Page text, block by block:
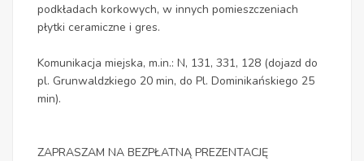
podkładach korkowych, w innych pomieszczeniach
płytki ceramiczne i gres.
Komunikacja miejska, m.in.: N, 131, 331, 128 (dojazd do
pl. Grunwaldzkiego 20 min, do Pl. Dominikańskiego 25
min).
ZAPRASZAM NA BEZPŁATNĄ PREZENTACJĘ